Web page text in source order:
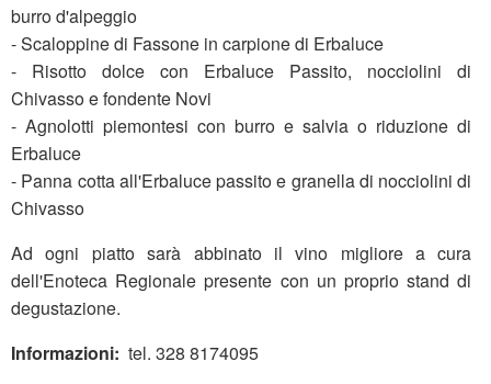
burro d'alpeggio
- Scaloppine di Fassone in carpione di Erbaluce
- Risotto dolce con Erbaluce Passito, nocciolini di
Chivasso e fondente Novi
- Agnolotti piemontesi con burro e salvia o riduzione di
Erbaluce
- Panna cotta all'Erbaluce passito e granella di nocciolini di
Chivasso
Ad ogni piatto sarà abbinato il vino migliore a cura
dell'Enoteca Regionale presente con un proprio stand di
degustazione.
Informazioni: tel. 328 8174095